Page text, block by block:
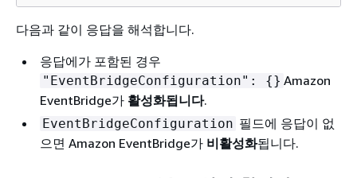
다음과 같이 응답을 해석합니다.
응답에가 포함된 경우
"EventBridgeConfiguration": {} Amazon
EventBridge가 활성화됩니다.
EventBridgeConfiguration 필드에 응답이 없
으면 Amazon EventBridge가 비활성화됩니다.